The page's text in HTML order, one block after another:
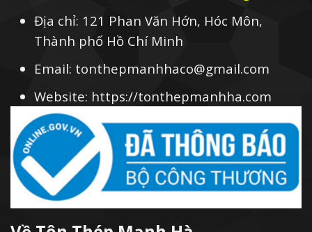
Địa chỉ: 121 Phan Văn Hớn, Hóc Môn,
Thành phố Hồ Chí Minh
Email: tonthepmanhhaco@gmail.com
Website: https://tonthepmanhha.com